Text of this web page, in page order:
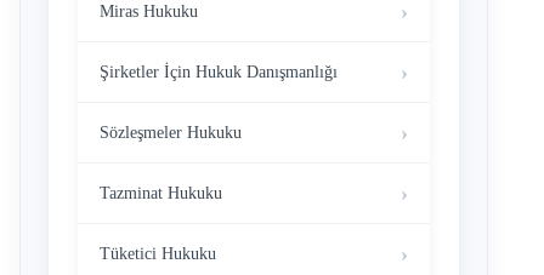
Miras Hukuku
Şirketler İçin Hukuk Danışmanlığı
Sözleşmeler Hukuku
Tazminat Hukuku
Tüketici Hukuku